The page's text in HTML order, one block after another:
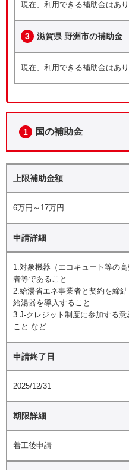
現在、利用できる補助金はあ
3 滋賀県 野洲市の補助金
現在、利用できる補助金はあ
1 国の補助金
上限補助金額
6万円～17万円
申請詳細
1.対象機器（エコキュート等の
者等であること
2.給湯省エネ事業者と契約を締
給湯器を導入すること
3.J-クレジット制度に参加する
こと など
申請終了日
2025/12/31
期限詳細
着工後申請